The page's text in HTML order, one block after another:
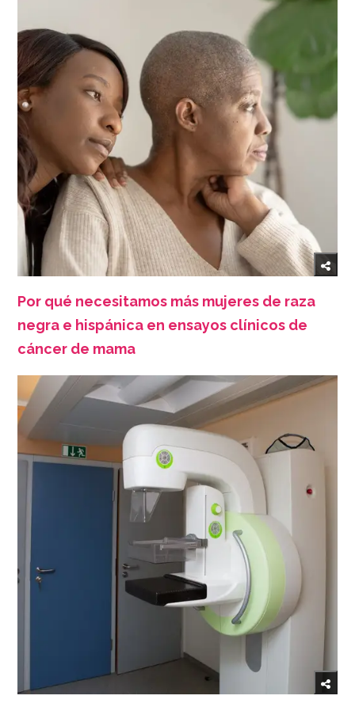
Por qué necesitamos más mujeres de raza
negra e hispánica en ensayos clínicos de
cáncer de mama